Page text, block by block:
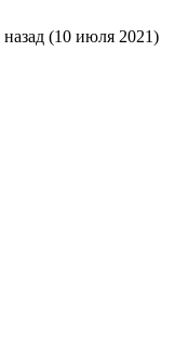
назад (10 июля 2021)